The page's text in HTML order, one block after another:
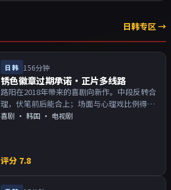
日韩专区 →
日韩 156分钟
锈色徽章过期承诺·正片多线路
路阳在2018年带来的喜剧向新作。中段反转合
理，伏笔前后能合上；场面与心理戏比例得
当。主演以演技派为主，适合喜欢强叙事与人
喜剧 · 韩国 · 电视剧
评分 7.8